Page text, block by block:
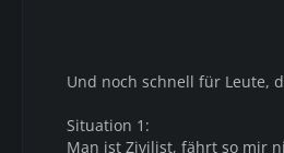
Und noch schnell für Leute,
Situation 1:
Man ist Zivilist, fährt so mir